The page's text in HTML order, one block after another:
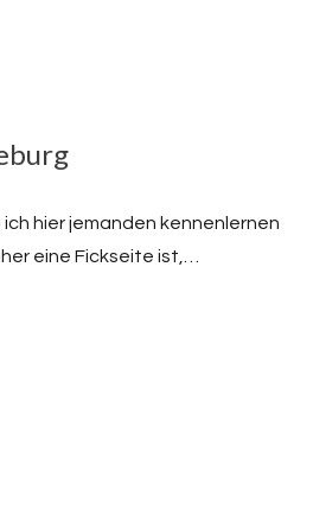
hier jemanden kennenlernen
eine Fickseite ist,…